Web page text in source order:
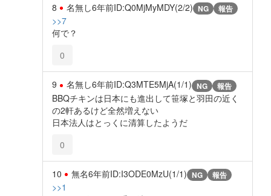
8 名無し6年前ID:Q0MjMyMDY(2/2) NG 報告
>>7
何で？
0
9 名無し6年前ID:Q3MTE5MjA(1/1) NG 報告
BBQチキンは日本にも進出して笹塚と羽田の近く
の2軒あるけど全然増えない
日本法人はとっくに清算したようだ
0
10 無名6年前ID:I3ODE0MzU(1/1) NG 報告
>>1